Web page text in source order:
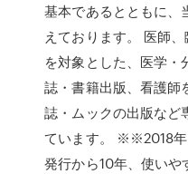
基本であるとともに、
えております。 医師
を対象とした、医学・
誌・書籍出版、看護師
誌・ムックの出版など
ています。 ※※2018
発行から10年、使いや